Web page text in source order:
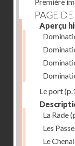
PAGE
Aperçu
Le port
La Rade
Les
Le